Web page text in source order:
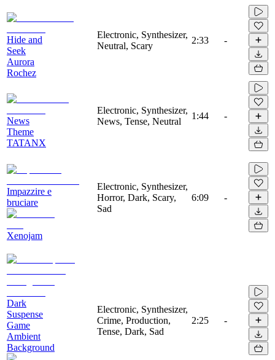
Hide and
Seek
Aurora
Rochez
Electronic, Synthesizer,
Neutral, Scary
2:33 -
News
Theme
TATANX
Electronic, Synthesizer,
News, Tense, Neutral
1:44 -
Impazzire e
bruciare
Xenojam
Electronic, Synthesizer,
Horror, Dark, Scary,
Sad
6:09 -
Dark
Suspense
Game
Ambient
Background
Electronic, Synthesizer,
Crime, Production,
Tense, Dark, Sad
2:25 -